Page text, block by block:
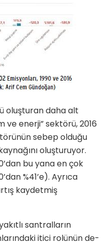
oluş­turan daha alt
enerji” sektörü, 2016
sebep olduğu
oluşturuyor.
bu yana en çok
%41’e). Ayrıca
kaydetmiş
santralların
itici rolünün de­